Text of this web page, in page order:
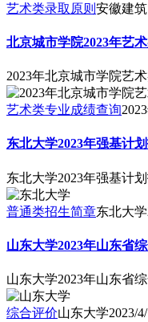
艺术类录取原则 安徽建
北京城市学院2023年艺
2023年北京城市学院艺
艺术类专业成绩查询
东北大学2023年强基计
东北大学2023年强基计
普通类招生简章东北大学
山东大学2023年山东省
山东大学2023年山东省
综合评价山东大学2023/